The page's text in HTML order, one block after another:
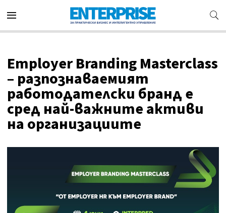
Employer Branding Masterclass
– разпознаваемият
работодателски бранд е
сред най-важните активи
на организациите